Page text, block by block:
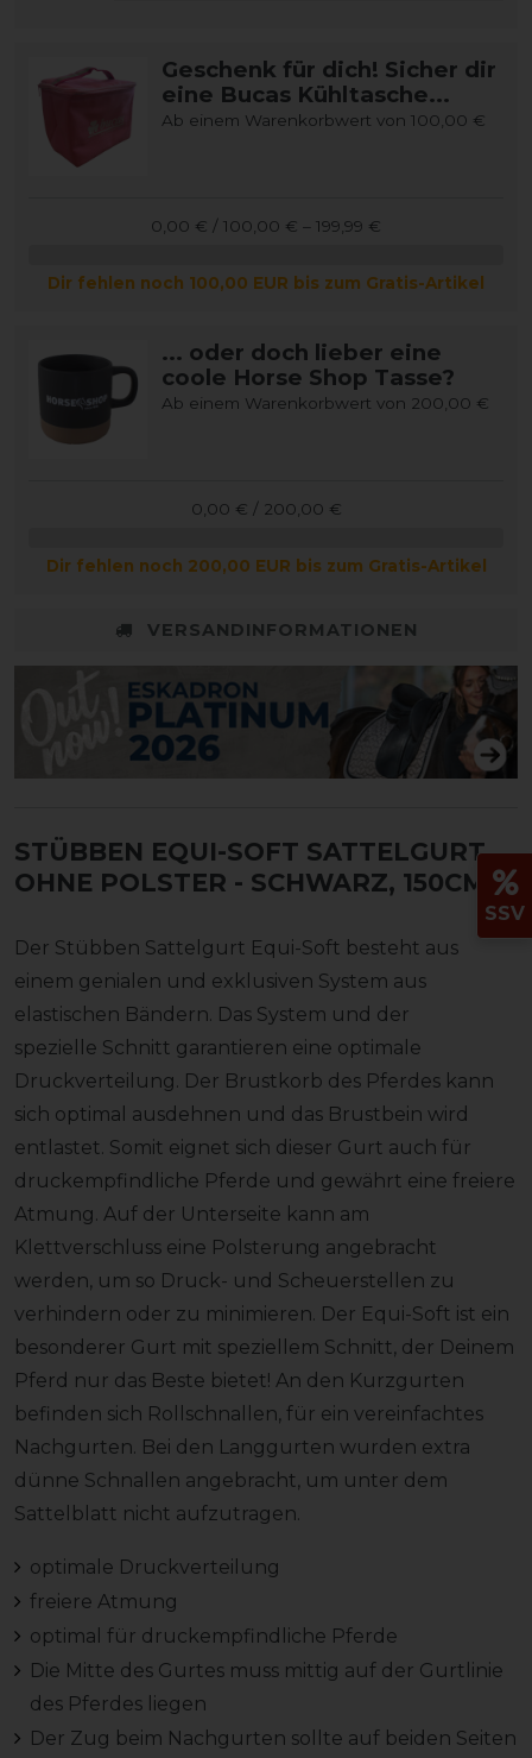
Geschenk für dich! Sicher dir
eine Bucas Kühltasche...
Ab einem Warenkorbwert von 100,00 €
0,00 € / 100,00 € – 199,99 €
Dir fehlen noch 100,00 EUR bis zum Gratis-Artikel
... oder doch lieber eine
coole Horse Shop Tasse?
Ab einem Warenkorbwert von 200,00 €
0,00 € / 200,00 €
Dir fehlen noch 200,00 EUR bis zum Gratis-Artikel
VERSANDINFORMATIONEN
STÜBBEN EQUI-SOFT SATTELGURT
OHNE POLSTER - SCHWARZ, 150CM
Der Stübben Sattelgurt Equi-Soft besteht aus
einem genialen und exklusiven System aus
elastischen Bändern. Das System und der
spezielle Schnitt garantieren eine optimale
Druckverteilung. Der Brustkorb des Pferdes kann
sich optimal ausdehnen und das Brustbein wird
entlastet. Somit eignet sich dieser Gurt auch für
druckempfindliche Pferde und gewährt eine freiere
Atmung. Auf der Unterseite kann am
Klettverschluss eine Polsterung angebracht
werden, um so Druck- und Scheuerstellen zu
verhindern oder zu minimieren. Der Equi-Soft ist ein
besonderer Gurt mit speziellem Schnitt, der Deinem
Pferd nur das Beste bietet! An den Kurzgurten
befinden sich Rollschnallen, für ein vereinfachtes
Nachgurten. Bei den Langgurten wurden extra
dünne Schnallen angebracht, um unter dem
Sattelblatt nicht aufzutragen.
optimale Druckverteilung
freiere Atmung
optimal für druckempfindliche Pferde
Die Mitte des Gurtes muss mittig auf der Gurtlinie
des Pferdes liegen
Der Zug beim Nachgurten sollte auf beiden Seiten
SSV